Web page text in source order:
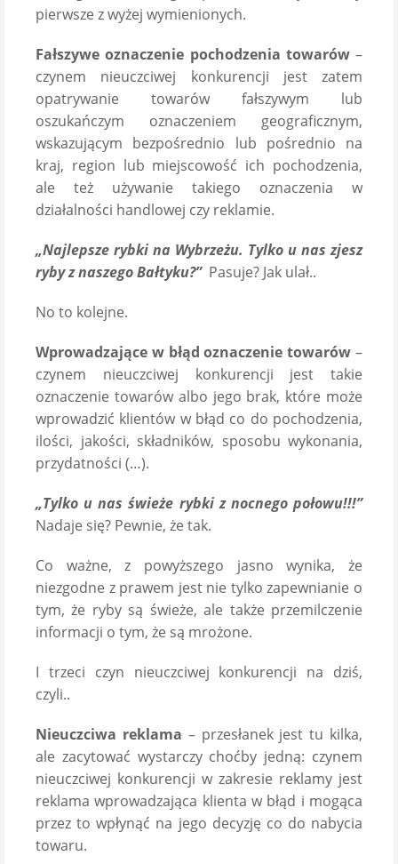
pierwsze z wyżej wymienionych.
Fałszywe oznaczenie pochodzenia towarów–
czynem nieuczciwej konkurencji jest zatem
opatrywanie towarów fałszywym lub
oszukańczym oznaczeniem geograficznym,
wskazującym bezpośrednio lub pośrednio na
kraj, region lub miejscowość ich pochodzenia,
ale też używanie takiego oznaczenia w
działalności handlowej czy reklamie.
„Najlepsze rybki na Wybrzeżu. Tylko u nas zjesz
ryby z naszego Bałtyku?”Pasuje? Jak ulał..
No to kolejne.
Wprowadzające w błąd oznaczenie towarów –
czynem nieuczciwej konkurencji jest takie
oznaczenie towarów albo jego brak, które może
wprowadzić klientów w błąd co do pochodzenia,
ilości, jakości, składników, sposobu wykonania,
przydatności (…).
„Tylko u nas świeże rybki z nocnego połowu!!!”
Nadaje się? Pewnie, że tak.
Co ważne, z powyższego jasno wynika, że
niezgodne z prawem jest nie tylko zapewnianie o
tym, że ryby są świeże, ale także przemilczenie
informacji o tym, że są mrożone.
I trzeci czyn nieuczciwej konkurencji na dziś,
czyli..
Nieuczciwa reklama – przesłanek jest tu kilka,
ale zacytować wystarczy choćby jedną: czynem
nieuczciwej konkurencji w zakresie reklamy jest
reklama wprowadzająca klienta w błąd i mogąca
przez to wpłynąć na jego decyzję co do nabycia
towaru.